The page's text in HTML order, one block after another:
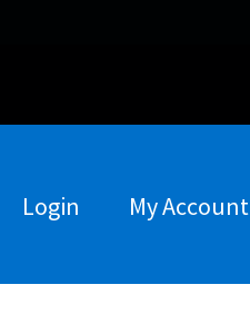
Login
My Account